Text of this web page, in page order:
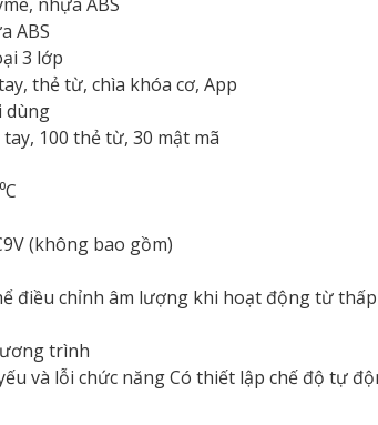
ABS
3 lớp
thẻ từ, chìa khóa cơ, App
dùng
100 thẻ từ, 30 mật mã
(không bao gồm)
điều chỉnh âm lượng khi hoạt động từ
trình
và lỗi chức năng Có thiết lập chế độ tự